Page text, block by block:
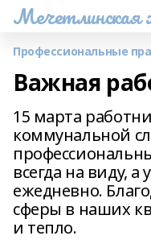
Мечетлинская
Профессиональные
Важная
15 марта
коммунальной
всегда на виду,
ежедневно.
сферы в наших
и тепло.